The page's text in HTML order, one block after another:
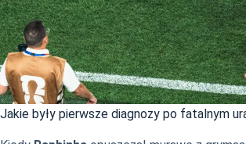
Jakie były pierwsze diagnozy po fatalnym